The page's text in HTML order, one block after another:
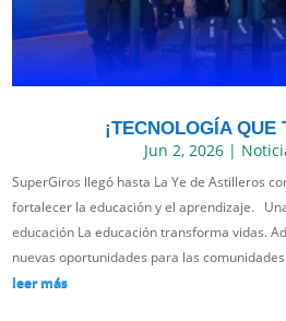
¡TECNOLOGÍA
Jun 2, 2026|
SuperGiros llegó hasta La Ye de Astilleros
fortalecer la educación y el aprendizaje.
educación La educación transforma vidas.
nuevas oportunidades para las
leer más